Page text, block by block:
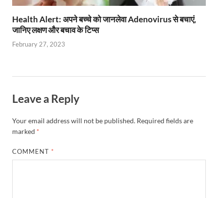
Health Alert: अपने बच्चे को जानलेवा Adenovirus से बचाएं,
जानिए लक्षण और बचाव के टिप्स
February 27, 2023
Leave a Reply
Your email address will not be published. Required fields are
marked *
COMMENT *